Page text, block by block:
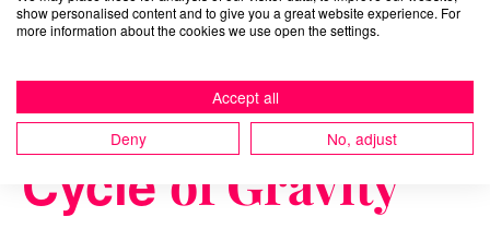
Cycle of Gravity
show personalised content and to give you a great website experience. For
more information about the cookies we use open the settings.
Accept all
Deny
No, adjust